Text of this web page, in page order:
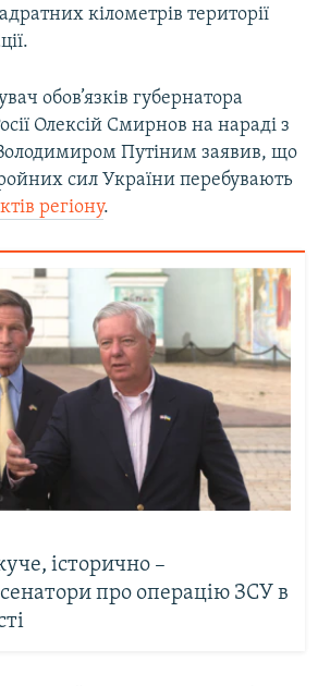
кілометрів території
обов’язків губернатора
Олексій Смирнов на нараді з
Путіним заявив, що
сил України перебувають
регіону.
історично –
про операцію ЗСУ в